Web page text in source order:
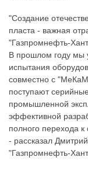
"Создание
пласта - важная
"Газпромнефть-
В прошлом году мы
испытания
совместно с
поступают
промышленной
эффективной
полного перехода к
- рассказал
"Газпромнефть-